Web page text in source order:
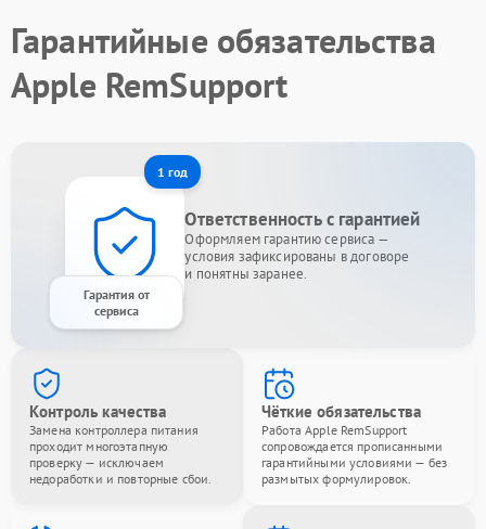
Гарантийные обязательства
Apple RemSupport
1 год
Гарантия от
сервиса
Ответственность с гарантией
Оформляем гарантию сервиса —
условия зафиксированы в договоре
и понятны заранее.
Контроль качества
Замена контроллера питания
проходит многоэтапную
проверку — исключаем
недоработки и повторные сбои.
Чёткие обязательства
Работа Apple RemSupport
сопровождается прописанными
гарантийными условиями — без
размытых формулировок.